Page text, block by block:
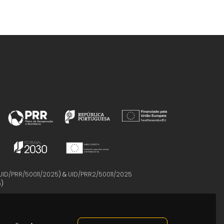
PRR/50011/2025) & UID/PRR2/50011/2025
)